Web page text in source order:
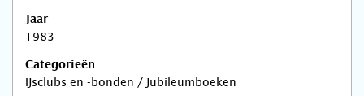
Jaar
1983
Categorieën
IJsclubs en -bonden / Jubileumboeken